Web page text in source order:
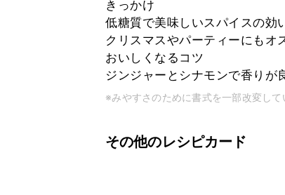
きっかけ
低糖質で美味しいスパイスの
クリスマスやパーティーにもオ
おいしくなるコツ
ジンジャーとシナモンで香りが
※みやすさのために書式を一部改変して
その他のレシピカード